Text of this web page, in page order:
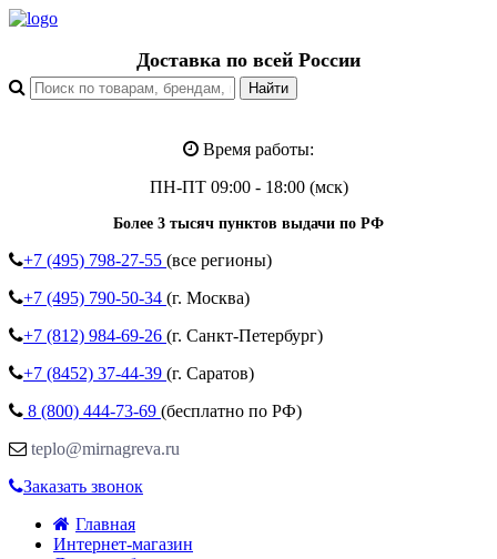
Доставка по всей России
Время работы:
ПН-ПТ 09:00 - 18:00 (мск)
Более 3 тысяч пунктов выдачи по РФ
+7 (495) 798-27-55 (все регионы)
+7 (495) 790-50-34 (г. Москва)
+7 (812) 984-69-26 (г. Санкт-Петербург)
+7 (8452) 37-44-39 (г. Саратов)
8 (800) 444-73-69 (бесплатно по РФ)
teplo@mirnagreva.ru
Заказать звонок
Главная
Интернет-магазин